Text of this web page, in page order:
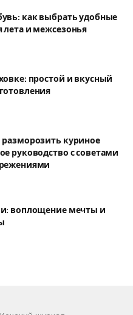
как выбрать удобные
лета и межсезонья
простой и вкусный
разморозить куриное
руководство с советами
воплощение мечты и